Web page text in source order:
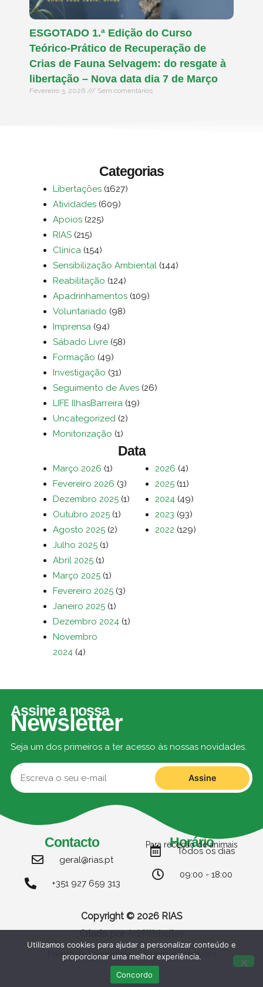
ESGOTADO 1.ª Edição do Curso
Teórico-Prático de Recuperação de
Crias de Fauna Selvagem: do resgate à
libertação – Nova data dia 7 de Março
Fevereiro 3, 2026 Sem comentários
Categorias
Libertações (1627)
Atividades (609)
Apoios (225)
RIAS (215)
Clínica (154)
Sensibilização Ambiental (144)
Reabilitação (124)
Apadrinhamentos (109)
Voluntariado (98)
Imprensa (94)
Sábado Livre (58)
Formação (49)
Investigação (31)
Seguimento de Aves (26)
LIFE IlhasBarreira (19)
Uncategorized (2)
Monitorização (1)
Data
Março 2026 (1)
Fevereiro 2026 (3)
Dezembro 2025 (1)
Outubro 2025 (1)
Agosto 2025 (2)
Julho 2025 (1)
Abril 2025 (1)
Março 2025 (1)
Fevereiro 2025 (3)
Janeiro 2025 (1)
Dezembro 2024 (1)
Novembro
2024 (4)
2026 (4)
2025 (11)
2024 (49)
2023 (93)
2022 (129)
Assine a nossa
Newsletter
Seja um dos primeiros a ter acesso às nossas novidades.
Assine
Contacto
geral@rias.pt
+351 927 659 313
Horário
Para receção de animais
Todos os dias
09:00 - 18:00
Copyright © 2026 RIAS
Politica de Privacidade Termos e condições
Utilizamos cookies para ajudar a personalizar conteúdo e
proporcionar uma melhor experiência.
Concordo